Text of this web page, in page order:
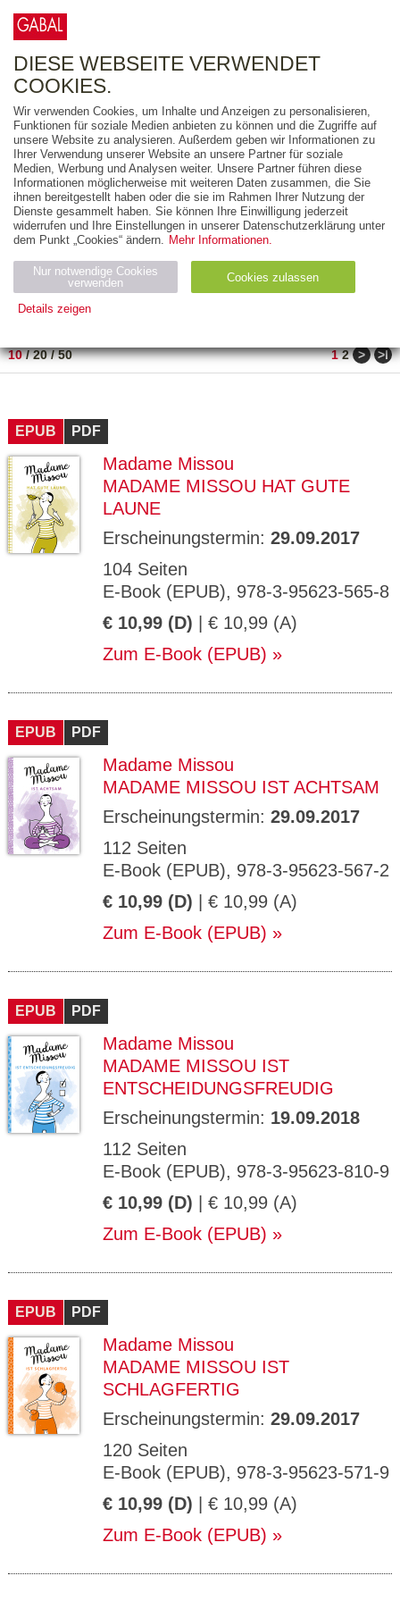
FREITEXT
AUSGABEART
AUS DER REIHE
ZUM THEMA
Neuerscheinung
Bestseller
PREIS
10/20/50 1 2 > >ǀ
EPUB PDF
Madame Missou
MADAME MISSOU HAT GUTE
LAUNE
Erscheinungstermin: 29.09.2017
104 Seiten
E-Book (EPUB), 978-3-95623-565-8
€ 10,99 (D) | € 10,99 (A)
Zum E-Book (EPUB)
EPUB PDF
Madame Missou
MADAME MISSOU IST ACHTSAM
Erscheinungstermin: 29.09.2017
112 Seiten
E-Book (EPUB), 978-3-95623-567-2
€ 10,99 (D) | € 10,99 (A)
Zum E-Book (EPUB)
EPUB PDF
Madame Missou
MADAME MISSOU IST
ENTSCHEIDUNGSFREUDIG
Erscheinungstermin: 19.09.2018
112 Seiten
E-Book (EPUB), 978-3-95623-810-9
€ 10,99 (D) | € 10,99 (A)
Zum E-Book (EPUB)
EPUB PDF
Madame Missou
MADAME MISSOU IST
SCHLAGFERTIG
Erscheinungstermin: 29.09.2017
120 Seiten
E-Book (EPUB), 978-3-95623-571-9
€ 10,99 (D) | € 10,99 (A)
Zum E-Book (EPUB)
DIESE WEBSEITE VERWENDET
COOKIES.
Wir verwenden Cookies, um Inhalte und Anzeigen zu personalisieren,
Funktionen für soziale Medien anbieten zu können und die Zugriffe auf
unsere Website zu analysieren. Außerdem geben wir Informationen zu
Ihrer Verwendung unserer Website an unsere Partner für soziale
Medien, Werbung und Analysen weiter. Unsere Partner führen diese
Informationen möglicherweise mit weiteren Daten zusammen, die Sie
ihnen bereitgestellt haben oder die sie im Rahmen Ihrer Nutzung der
Dienste gesammelt haben. Sie können Ihre Einwilligung jederzeit
widerrufen und Ihre Einstellungen in unserer Datenschutzerklärung unter
dem Punkt „Cookies“ ändern. Mehr Informationen.
Nur notwendige Cookies
verwenden
Cookies zulassen
Details zeigen
Name Zweck
Ty
ESSION
_ID
verlag.
de
GV_CO
OKIES
gabal-
Speichert den Zustimmungsstatus des
Domäne.
ge